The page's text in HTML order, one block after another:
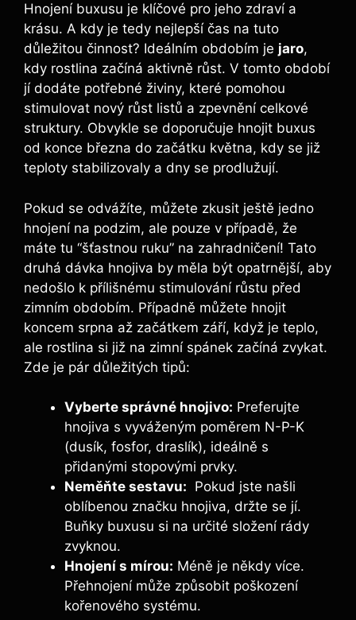
Hnojení buxusu je klíčové pro jeho ⁤zdraví a
⁤krásu. A kdy je tedy⁤ nejlepší čas na tuto
‌důležitou činnost? Ideálním ​obdobím⁢ je jaro,
kdy‌ rostlina začíná aktivně ⁢růst. V tomto období
jí⁢ dodáte potřebné živiny, které pomohou
stimulovat nový ‍růst listů a zpevnění celkové
struktury. ⁤Obvykle se doporučuje hnojit buxus
od konce‌ března do začátku května, kdy se⁣ již
teploty stabilizovaly ⁣a dny se prodlužují.
Pokud se odvážíte, můžete‌ zkusit ještě ​jedno
hnojení na podzim, ale pouze v případě, že
máte tu “šťastnou ruku” na​ zahradničení! Tato
druhá dávka hnojiva ⁣by měla být opatrnější, aby
‍nedošlo ⁤k přílišnému stimulování růstu před
‌zimním obdobím. Případně můžete hnojit
koncem srpna až začátkem září, když je teplo,
ale rostlina si již na zimní spánek začíná zvykat.
Zde je pár⁤ důležitých tipů:
Vyberte ⁣správné hnojivo: Preferujte
hnojiva s vyváženým poměrem N-P-K
(dusík, fosfor, draslík), ideálně ⁤s
přidanými stopovými prvky.
Neměňte sestavu: ⁣ Pokud jste‌ našli ​
oblíbenou značku ⁤hnojiva, ⁣držte se jí.
⁣Buňky​ buxusu si na určité⁣ složení rády
zvyknou.
Hnojení s mírou: Méně je někdy více.
Přehnojení může způsobit poškození
kořenového systému.